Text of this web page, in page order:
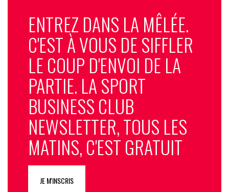
ENTREZ DANS LA MÊLÉE.
C'EST À VOUS DE SIFFLER
LE COUP D'ENVOI DE LA
PARTIE. LA SPORT
BUSINESS CLUB
NEWSLETTER, TOUS LES
MATINS, C'EST GRATUIT
JE M'INSCRIS